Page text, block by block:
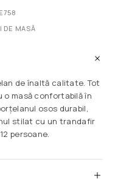
DE MASĂ
de înaltă calitate. Tot
o masă confortabilă în
osos durabil,
stilat cu un trandafir
persoane.